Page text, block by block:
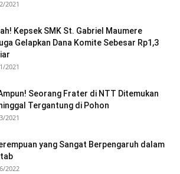
2021
Kepsek SMK St. Gabriel Maumere
Gelapkan Dana Komite Sebesar Rp1,3
2021
Seorang Frater di NTT Ditemukan
Tergantung di Pohon
2021
yang Sangat Berpengaruh dalam
2022